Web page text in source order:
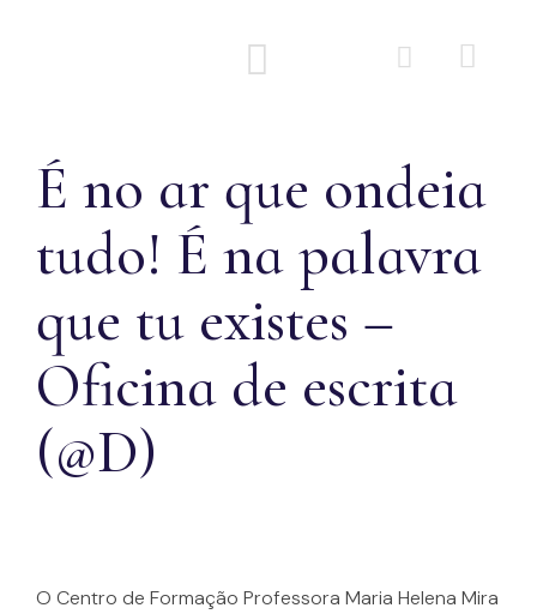
É no ar que ondeia
tudo! É na palavra
que tu existes –
Oficina de escrita
(@D)
O Centro de Formação Professora Maria Helena Mira